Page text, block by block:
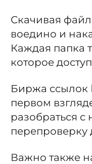
Скачивая
воедино и
Каждая папка
которое
Биржа ссылок
первом
разобраться
перепроверку
Важно также